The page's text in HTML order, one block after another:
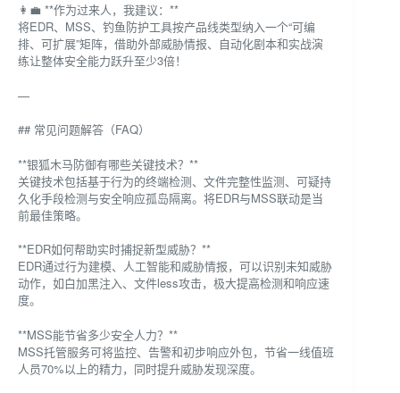
👩‍💼 **作为过来人，我建议：**
将EDR、MSS、钓鱼防护工具按产品线类型纳入一个“可编
排、可扩展”矩阵，借助外部威胁情报、自动化剧本和实战演
练让整体安全能力跃升至少3倍！
—
## 常见问题解答（FAQ）
**银狐木马防御有哪些关键技术？**
关键技术包括基于行为的终端检测、文件完整性监测、可疑持
久化手段检测与安全响应孤岛隔离。将EDR与MSS联动是当
前最佳策略。
**EDR如何帮助实时捕捉新型威胁？**
EDR通过行为建模、人工智能和威胁情报，可以识别未知威胁
动作，如白加黑注入、文件less攻击，极大提高检测和响应速
度。
**MSS能节省多少安全人力？**
MSS托管服务可将监控、告警和初步响应外包，节省一线值班
人员70%以上的精力，同时提升威胁发现深度。